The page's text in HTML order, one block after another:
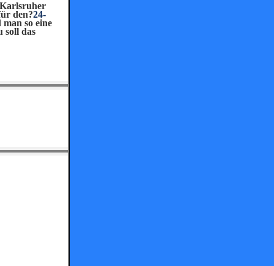
den?24-
so eine
soll das